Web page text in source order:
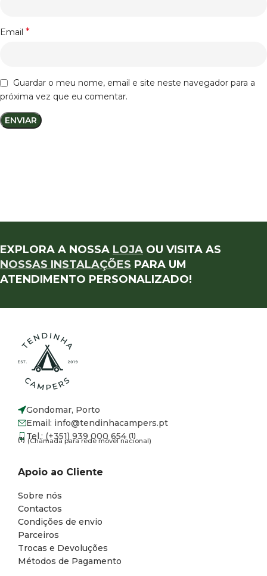
Email *
Guardar o meu nome, email e site neste navegador para a
próxima vez que eu comentar.
EXPLORA A NOSSA LOJA OU VISITA AS
NOSSAS INSTALAÇÕES PARA UM
ATENDIMENTO PERSONALIZADO!
Gondomar, Porto
Email: info@tendinhacampers.pt
Tel.: (+351) 939 000 654 (1)
(1) (Chamada para rede móvel nacional)
Apoio ao Cliente
Sobre nós
Contactos
Condições de envio
Parceiros
Trocas e Devoluções
Métodos de Pagamento